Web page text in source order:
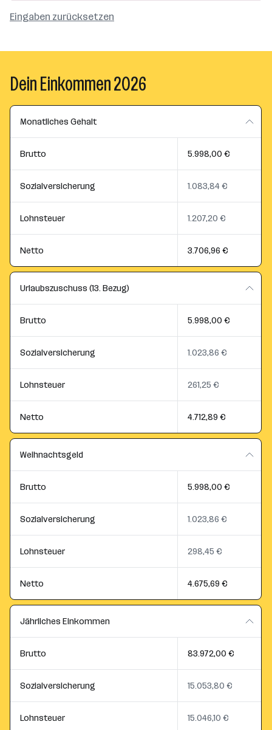
Eingaben zurücksetzen
Dein Einkommen 2026
Monatliches Gehalt
Brutto 5.998,00 €
Sozialversicherung 1.083,84 €
Lohnsteuer 1.207,20 €
Netto 3.706,96 €
Urlaubszuschuss (13. Bezug)
Brutto 5.998,00 €
Sozialversicherung 1.023,86 €
Lohnsteuer 261,25 €
Netto 4.712,89 €
Weihnachtsgeld
Brutto 5.998,00 €
Sozialversicherung 1.023,86 €
Lohnsteuer 298,45 €
Netto 4.675,69 €
Jährliches Einkommen
Brutto 83.972,00 €
Sozialversicherung 15.053,80 €
Lohnsteuer 15.046,10 €